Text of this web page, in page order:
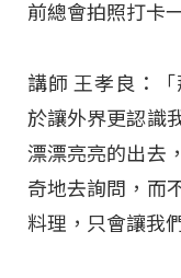
前總會拍照打卡
講師 王孝良：
於讓外界更認識
漂漂亮亮的出去
奇地去詢問，而
料理，只會讓我